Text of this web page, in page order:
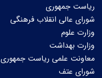
ریاست جمهوری
شورای عالی انقلاب فرهنگی
وزارت علوم
وزارت بهداشت
معاونت علمی ریاست جمهوری
شورای عتف